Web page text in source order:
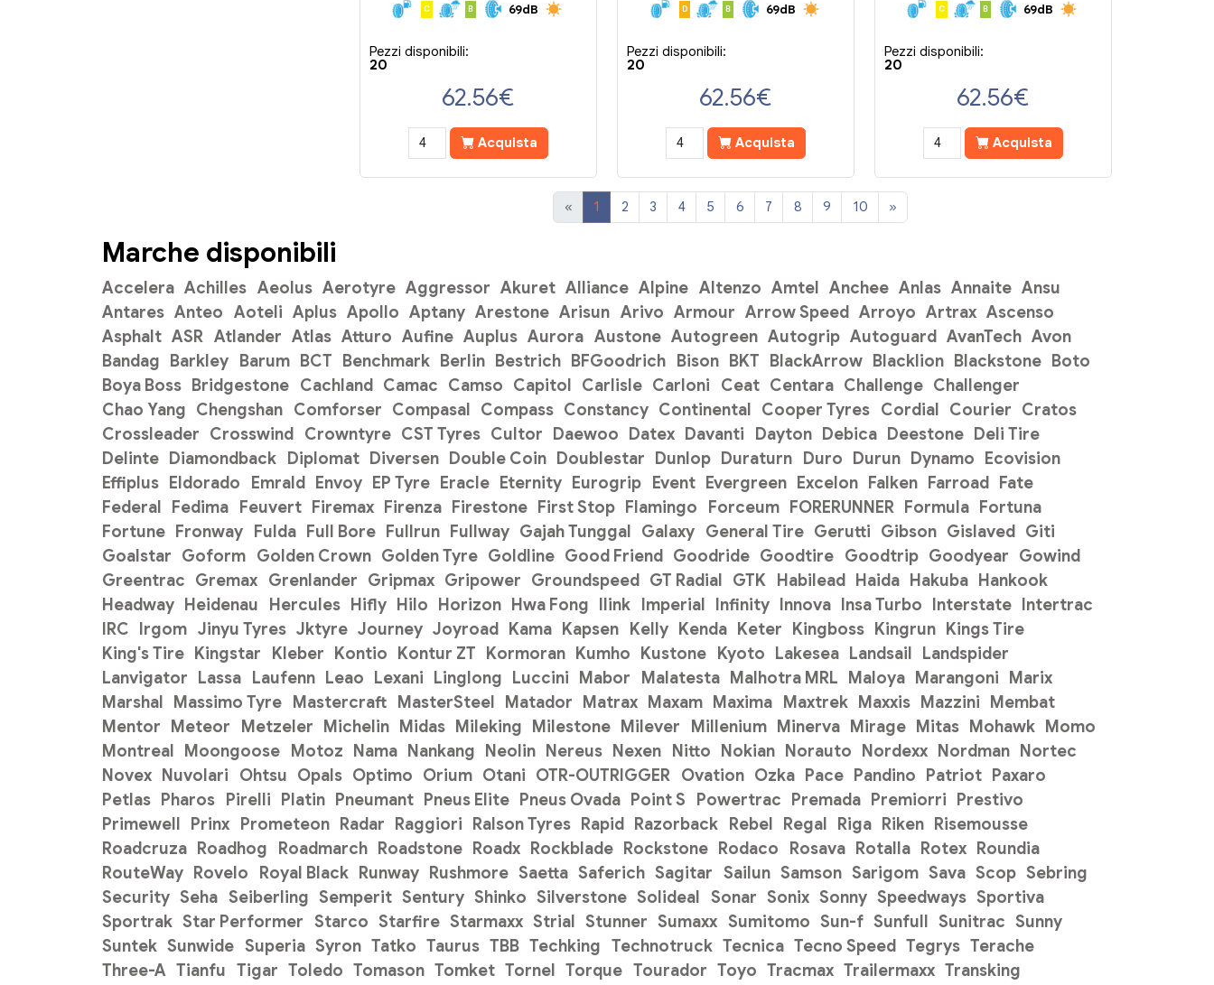
C B 69dB
Pezzi disponibili:
20
62.56€
Acquista
D B 69dB
Pezzi disponibili:
20
62.56€
Acquista
C B 69dB
Pezzi disponibili:
20
62.56€
Acquista
« 1 2 3 4 5 6 7 8 9 10 »
Marche disponibili
Accelera Achilles Aeolus Aerotyre Aggressor Akuret Alliance Alpine Altenzo Amtel Anchee Anlas Annaite Ansu
Antares Anteo Aoteli Aplus Apollo Aptany Arestone Arisun Arivo Armour Arrow Speed Arroyo Artrax Ascenso
Asphalt ASR Atlander Atlas Atturo Aufine Auplus Aurora Austone Autogreen Autogrip Autoguard AvanTech Avon
Bandag Barkley Barum BCT Benchmark Berlin Bestrich BFGoodrich Bison BKT BlackArrow Blacklion Blackstone Boto
Boya Boss Bridgestone Cachland Camac Camso Capitol Carlisle Carloni Ceat Centara Challenge Challenger
Chao Yang Chengshan Comforser Compasal Compass Constancy Continental Cooper Tyres Cordial Courier Cratos
Crossleader Crosswind Crowntyre CST Tyres Cultor Daewoo Datex Davanti Dayton Debica Deestone Deli Tire
Delinte Diamondback Diplomat Diversen Double Coin Doublestar Dunlop Duraturn Duro Durun Dynamo Ecovision
Effiplus Eldorado Emrald Envoy EP Tyre Eracle Eternity Eurogrip Event Evergreen Excelon Falken Farroad Fate
Federal Fedima Feuvert Firemax Firenza Firestone First Stop Flamingo Forceum FORERUNNER Formula Fortuna
Fortune Fronway Fulda Full Bore Fullrun Fullway Gajah Tunggal Galaxy General Tire Gerutti Gibson Gislaved Giti
Goalstar Goform Golden Crown Golden Tyre Goldline Good Friend Goodride Goodtire Goodtrip Goodyear Gowind
Greentrac Gremax Grenlander Gripmax Gripower Groundspeed GT Radial GTK Habilead Haida Hakuba Hankook
Headway Heidenau Hercules Hifly Hilo Horizon Hwa Fong Ilink Imperial Infinity Innova Insa Turbo Interstate Intertrac
IRC Irgom Jinyu Tyres Jktyre Journey Joyroad Kama Kapsen Kelly Kenda Keter Kingboss Kingrun Kings Tire
King's Tire Kingstar Kleber Kontio Kontur ZT Kormoran Kumho Kustone Kyoto Lakesea Landsail Landspider
Lanvigator Lassa Laufenn Leao Lexani Linglong Luccini Mabor Malatesta Malhotra MRL Maloya Marangoni Marix
Marshal Massimo Tyre Mastercraft MasterSteel Matador Matrax Maxam Maxima Maxtrek Maxxis Mazzini Membat
Mentor Meteor Metzeler Michelin Midas Mileking Milestone Milever Millenium Minerva Mirage Mitas Mohawk Momo
Montreal Moongoose Motoz Nama Nankang Neolin Nereus Nexen Nitto Nokian Norauto Nordexx Nordman Nortec
Novex Nuvolari Ohtsu Opals Optimo Orium Otani OTR-OUTRIGGER Ovation Ozka Pace Pandino Patriot Paxaro
Petlas Pharos Pirelli Platin Pneumant Pneus Elite Pneus Ovada Point S Powertrac Premada Premiorri Prestivo
Primewell Prinx Prometeon Radar Raggiori Ralson Tyres Rapid Razorback Rebel Regal Riga Riken Risemousse
Roadcruza Roadhog Roadmarch Roadstone Roadx Rockblade Rockstone Rodaco Rosava Rotalla Rotex Roundia
RouteWay Rovelo Royal Black Runway Rushmore Saetta Saferich Sagitar Sailun Samson Sarigom Sava Scop Sebring
Security Seha Seiberling Semperit Sentury Shinko Silverstone Solideal Sonar Sonix Sonny Speedways Sportiva
Sportrak Star Performer Starco Starfire Starmaxx Strial Stunner Sumaxx Sumitomo Sun-f Sunfull Sunitrac Sunny
Suntek Sunwide Superia Syron Tatko Taurus TBB Techking Technotruck Tecnica Tecno Speed Tegrys Terache
Three-A Tianfu Tigar Toledo Tomason Tomket Tornel Torque Tourador Toyo Tracmax Trailermaxx Transking